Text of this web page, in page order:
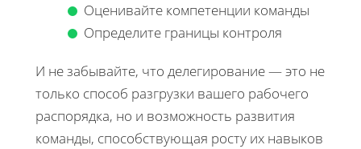
Оценивайте компетенции команды
Определите границы контроля
И не забывайте, что делегирование — это не
только способ разгрузки вашего рабочего
распорядка, но и возможность развития
команды, способствующая росту их навыков